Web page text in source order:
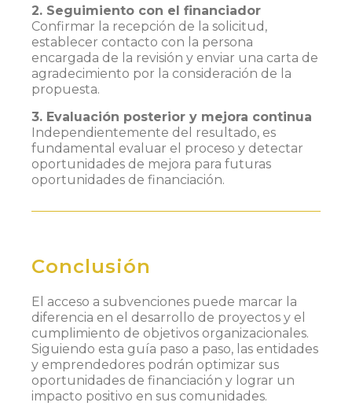
2. Seguimiento con el financiador
Confirmar la recepción de la solicitud,
establecer contacto con la persona
encargada de la revisión y enviar una carta de
agradecimiento por la consideración de la
propuesta.
3. Evaluación posterior y mejora continua
Independientemente del resultado, es
fundamental evaluar el proceso y detectar
oportunidades de mejora para futuras
oportunidades de financiación.
Conclusión
El acceso a subvenciones puede marcar la
diferencia en el desarrollo de proyectos y el
cumplimiento de objetivos organizacionales.
Siguiendo esta guía paso a paso, las entidades
y emprendedores podrán optimizar sus
oportunidades de financiación y lograr un
impacto positivo en sus comunidades.